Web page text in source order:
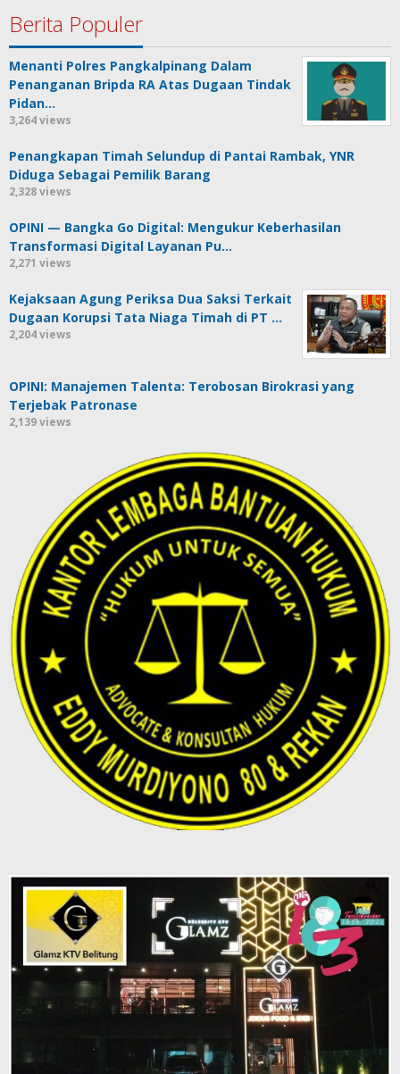
Berita Populer
Menanti Polres Pangkalpinang Dalam
Penanganan Bripda RA Atas Dugaan Tindak
Pidan…
3,264 views
Penangkapan Timah Selundup di Pantai Rambak, YNR
Diduga Sebagai Pemilik Barang
2,328 views
OPINI — Bangka Go Digital: Mengukur Keberhasilan
Transformasi Digital Layanan Pu…
2,271 views
Kejaksaan Agung Periksa Dua Saksi Terkait
Dugaan Korupsi Tata Niaga Timah di PT …
2,204 views
OPINI: Manajemen Talenta: Terobosan Birokrasi yang
Terjebak Patronase
2,139 views